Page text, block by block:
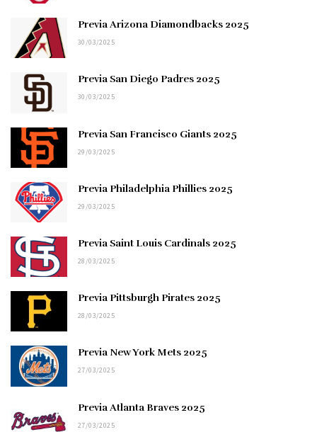
Previa Arizona Diamondbacks 2025
30/03/2025
Previa San Diego Padres 2025
30/03/2025
Previa San Francisco Giants 2025
29/03/2025
Previa Philadelphia Phillies 2025
29/03/2025
Previa Saint Louis Cardinals 2025
28/03/2025
Previa Pittsburgh Pirates 2025
28/03/2025
Previa New York Mets 2025
27/03/2025
Previa Atlanta Braves 2025
27/03/2025